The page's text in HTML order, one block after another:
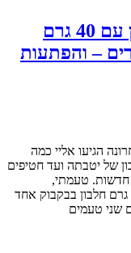
חדש על המדף: משקאות חלבון עם 40 גרם
– והפתעות
הגיעו אליי כמה
של יטבתה ועד חטיפים
חדשות. טעמתי,
התרשמתי, והנה כל הפרטים. יטבתה PRO- 40 גרם חלבון בבקבוק אחד
שני טעמים